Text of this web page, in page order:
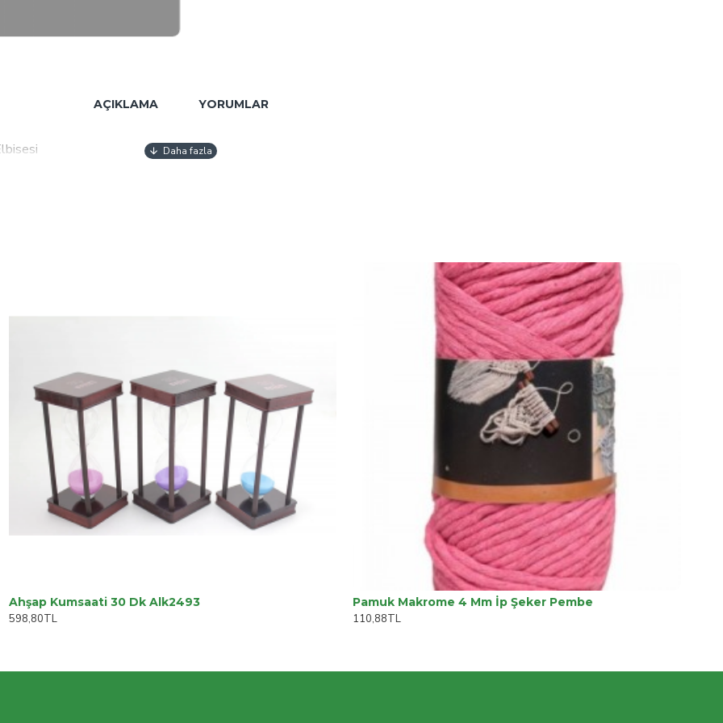
AÇIKLAMA YORUMLAR
Ahşap Kumsaati 30 Dk Alk2493
598,80TL
Pamuk Makrome 4 Mm İp Şeker Pembe
110,88TL